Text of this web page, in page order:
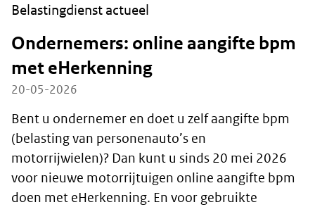
Ondernemers: online aangifte bpm
met eHerkenning
20-05-2026
Belastingdienst actueel
Bent u ondernemer en doet u zelf aangifte bpm
(belasting van personenauto’s en
motorrijwielen)? Dan kunt u sinds 20 mei 2026
voor nieuwe motorrijtuigen online aangifte bpm
doen met eHerkenning. En voor gebruikte